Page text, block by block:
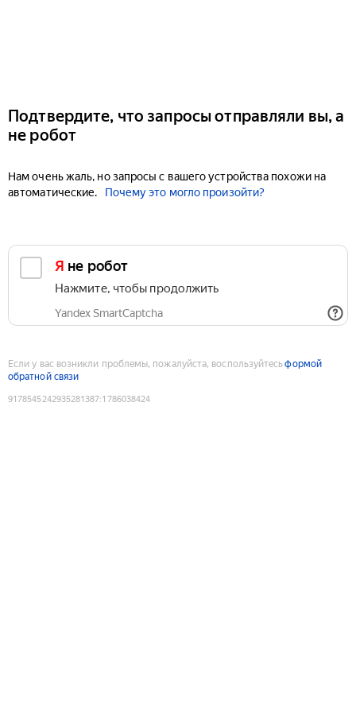
Подтвердите, что запросы отправляли вы, а
не робот
Нам очень жаль, но запросы с вашего устройства похожи на
автоматические.
Почему это могло произойти?
Я не робот
Нажмите, чтобы продолжить
Yandex SmartCaptcha
Если у вас возникли проблемы, пожалуйста, воспользуйтесьформой
обратной связи
9178545242935281387:1786038424